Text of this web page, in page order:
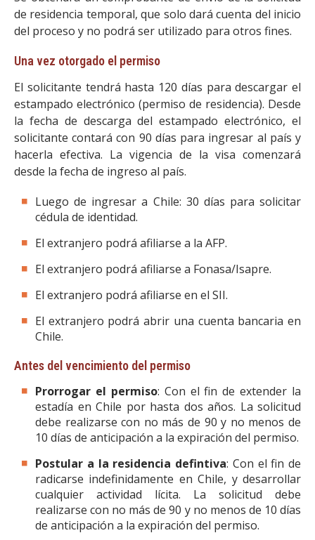
de residencia temporal, que solo dará cuenta del inicio
del proceso y no podrá ser utilizado para otros fines.
Una vez otorgado el permiso
El solicitante tendrá hasta 120 días para descargar el
estampado electrónico (permiso de residencia). Desde
la fecha de descarga del estampado electrónico, el
solicitante contará con 90 días para ingresar al país y
hacerla efectiva. La vigencia de la visa comenzará
desde la fecha de ingreso al país.
Luego de ingresar a Chile: 30 días para solicitar
cédula de identidad.
El extranjero podrá afiliarse a la AFP.
El extranjero podrá afiliarse a Fonasa/Isapre.
El extranjero podrá afiliarse en el SII.
El extranjero podrá abrir una cuenta bancaria en
Chile.
Antes del vencimiento del permiso
Prorrogar el permiso: Con el fin de extender la
estadía en Chile por hasta dos años. La solicitud
debe realizarse con no más de 90 y no menos de
10 días de anticipación a la expiración del permiso.
Postular a la residencia defintiva: Con el fin de
radicarse indefinidamente en Chile, y desarrollar
cualquier actividad lícita. La solicitud debe
realizarse con no más de 90 y no menos de 10 días
de anticipación a la expiración del permiso.